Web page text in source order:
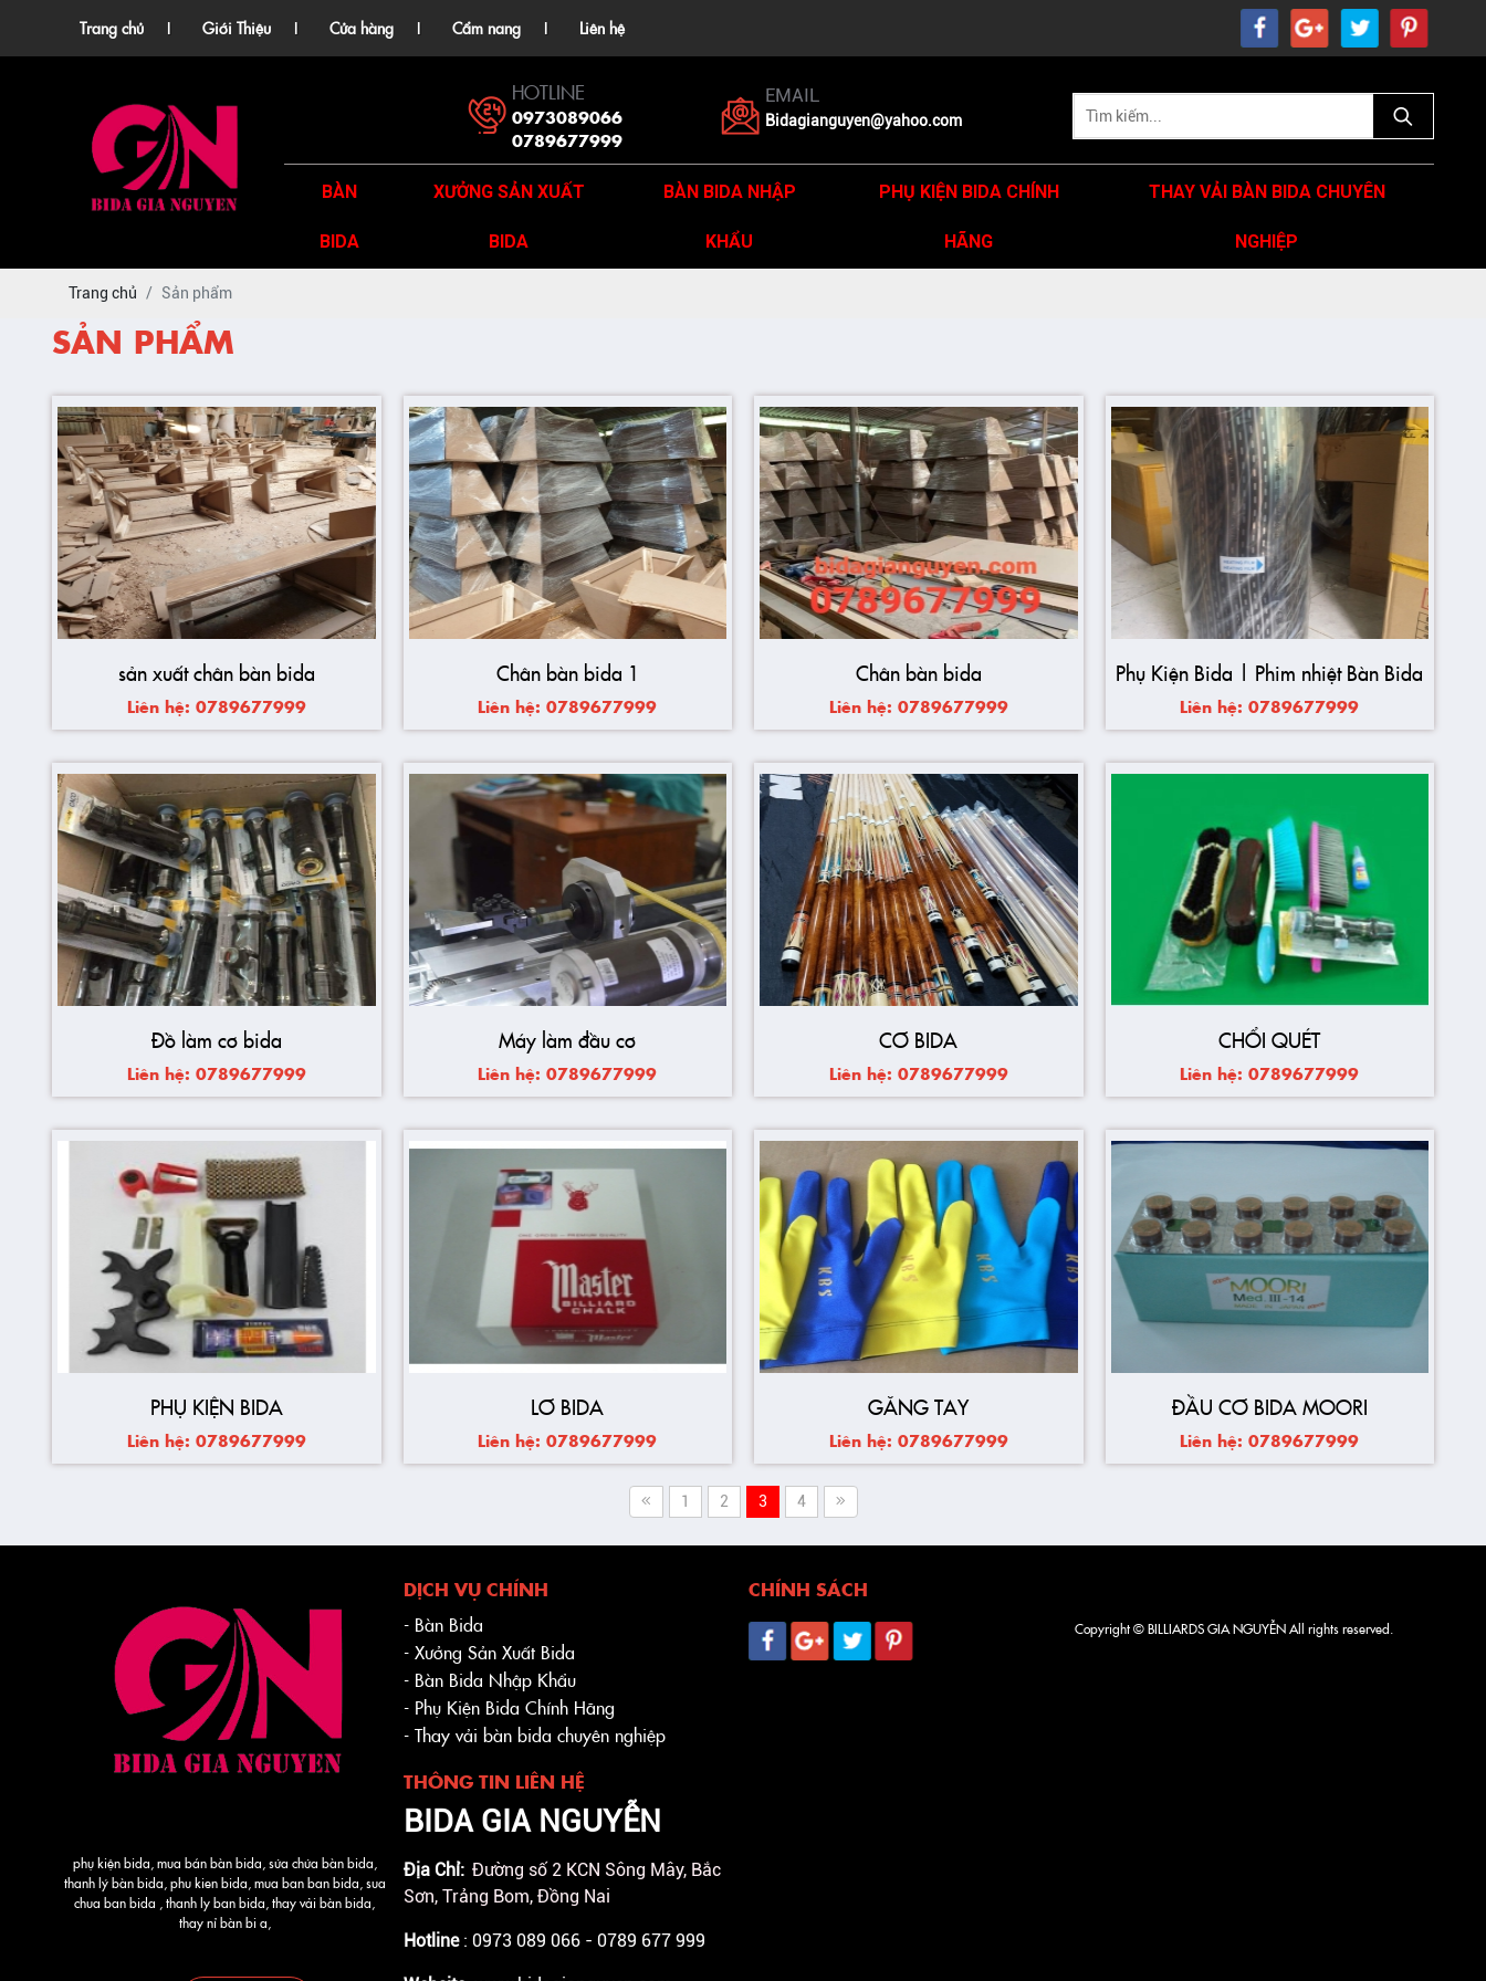
Trang chủ Giới Thiệu Cửa hàng Cẩm nang Liên hệ
HOTLINE
0973089066
0789677999
EMAIL
Bidagianguyen@yahoo.com
BÀN
BIDA
XƯỞNG SẢN XUẤT
BIDA
BÀN BIDA NHẬP
KHẨU
PHỤ KIỆN BIDA CHÍNH
HÃNG
THAY VẢI BÀN BIDA CHUYÊN
NGHIỆP
Trang chủ Sản phẩm
SẢN PHẨM
sản xuất chân bàn bida
Liên hệ: 0789677999
Chân bàn bida 1
Liên hệ: 0789677999
Chân bàn bida
Liên hệ: 0789677999
Phụ Kiện Bida | Phim nhiệt Bàn Bida
Liên hệ: 0789677999
Đồ làm cơ bida
Liên hệ: 0789677999
Máy làm đầu cơ
Liên hệ: 0789677999
CƠ BIDA
Liên hệ: 0789677999
CHỔI QUÉT
Liên hệ: 0789677999
PHỤ KIỆN BIDA
Liên hệ: 0789677999
LƠ BIDA
Liên hệ: 0789677999
GĂNG TAY
Liên hệ: 0789677999
ĐẦU CƠ BIDA MOORI
Liên hệ: 0789677999
1 2 3 4
phụ kiện bida, mua bán bàn bida, sửa chửa bàn bida,
thanh lý bàn bida, phu kien bida, mua ban ban bida, sua
chua ban bida , thanh ly ban bida, thay vải bàn bida,
thay nỉ bàn bi a,
DỊCH VỤ CHÍNH
- Bàn Bida
- Xưởng Sản Xuất Bida
- Bàn Bida Nhập Khẩu
- Phụ Kiện Bida Chính Hãng
- Thay vải bàn bida chuyên nghiệp
THÔNG TIN LIÊN HỆ
BIDA GIA NGUYỄN
Địa Chỉ: Đường số 2 KCN Sông Mây, Bắc
Sơn, Trảng Bom, Đồng Nai
Hotline : 0973 089 066 - 0789 677 999
CHÍNH SÁCH
Copyright © BILLIARDS GIA NGUYỄN All rights reserved.